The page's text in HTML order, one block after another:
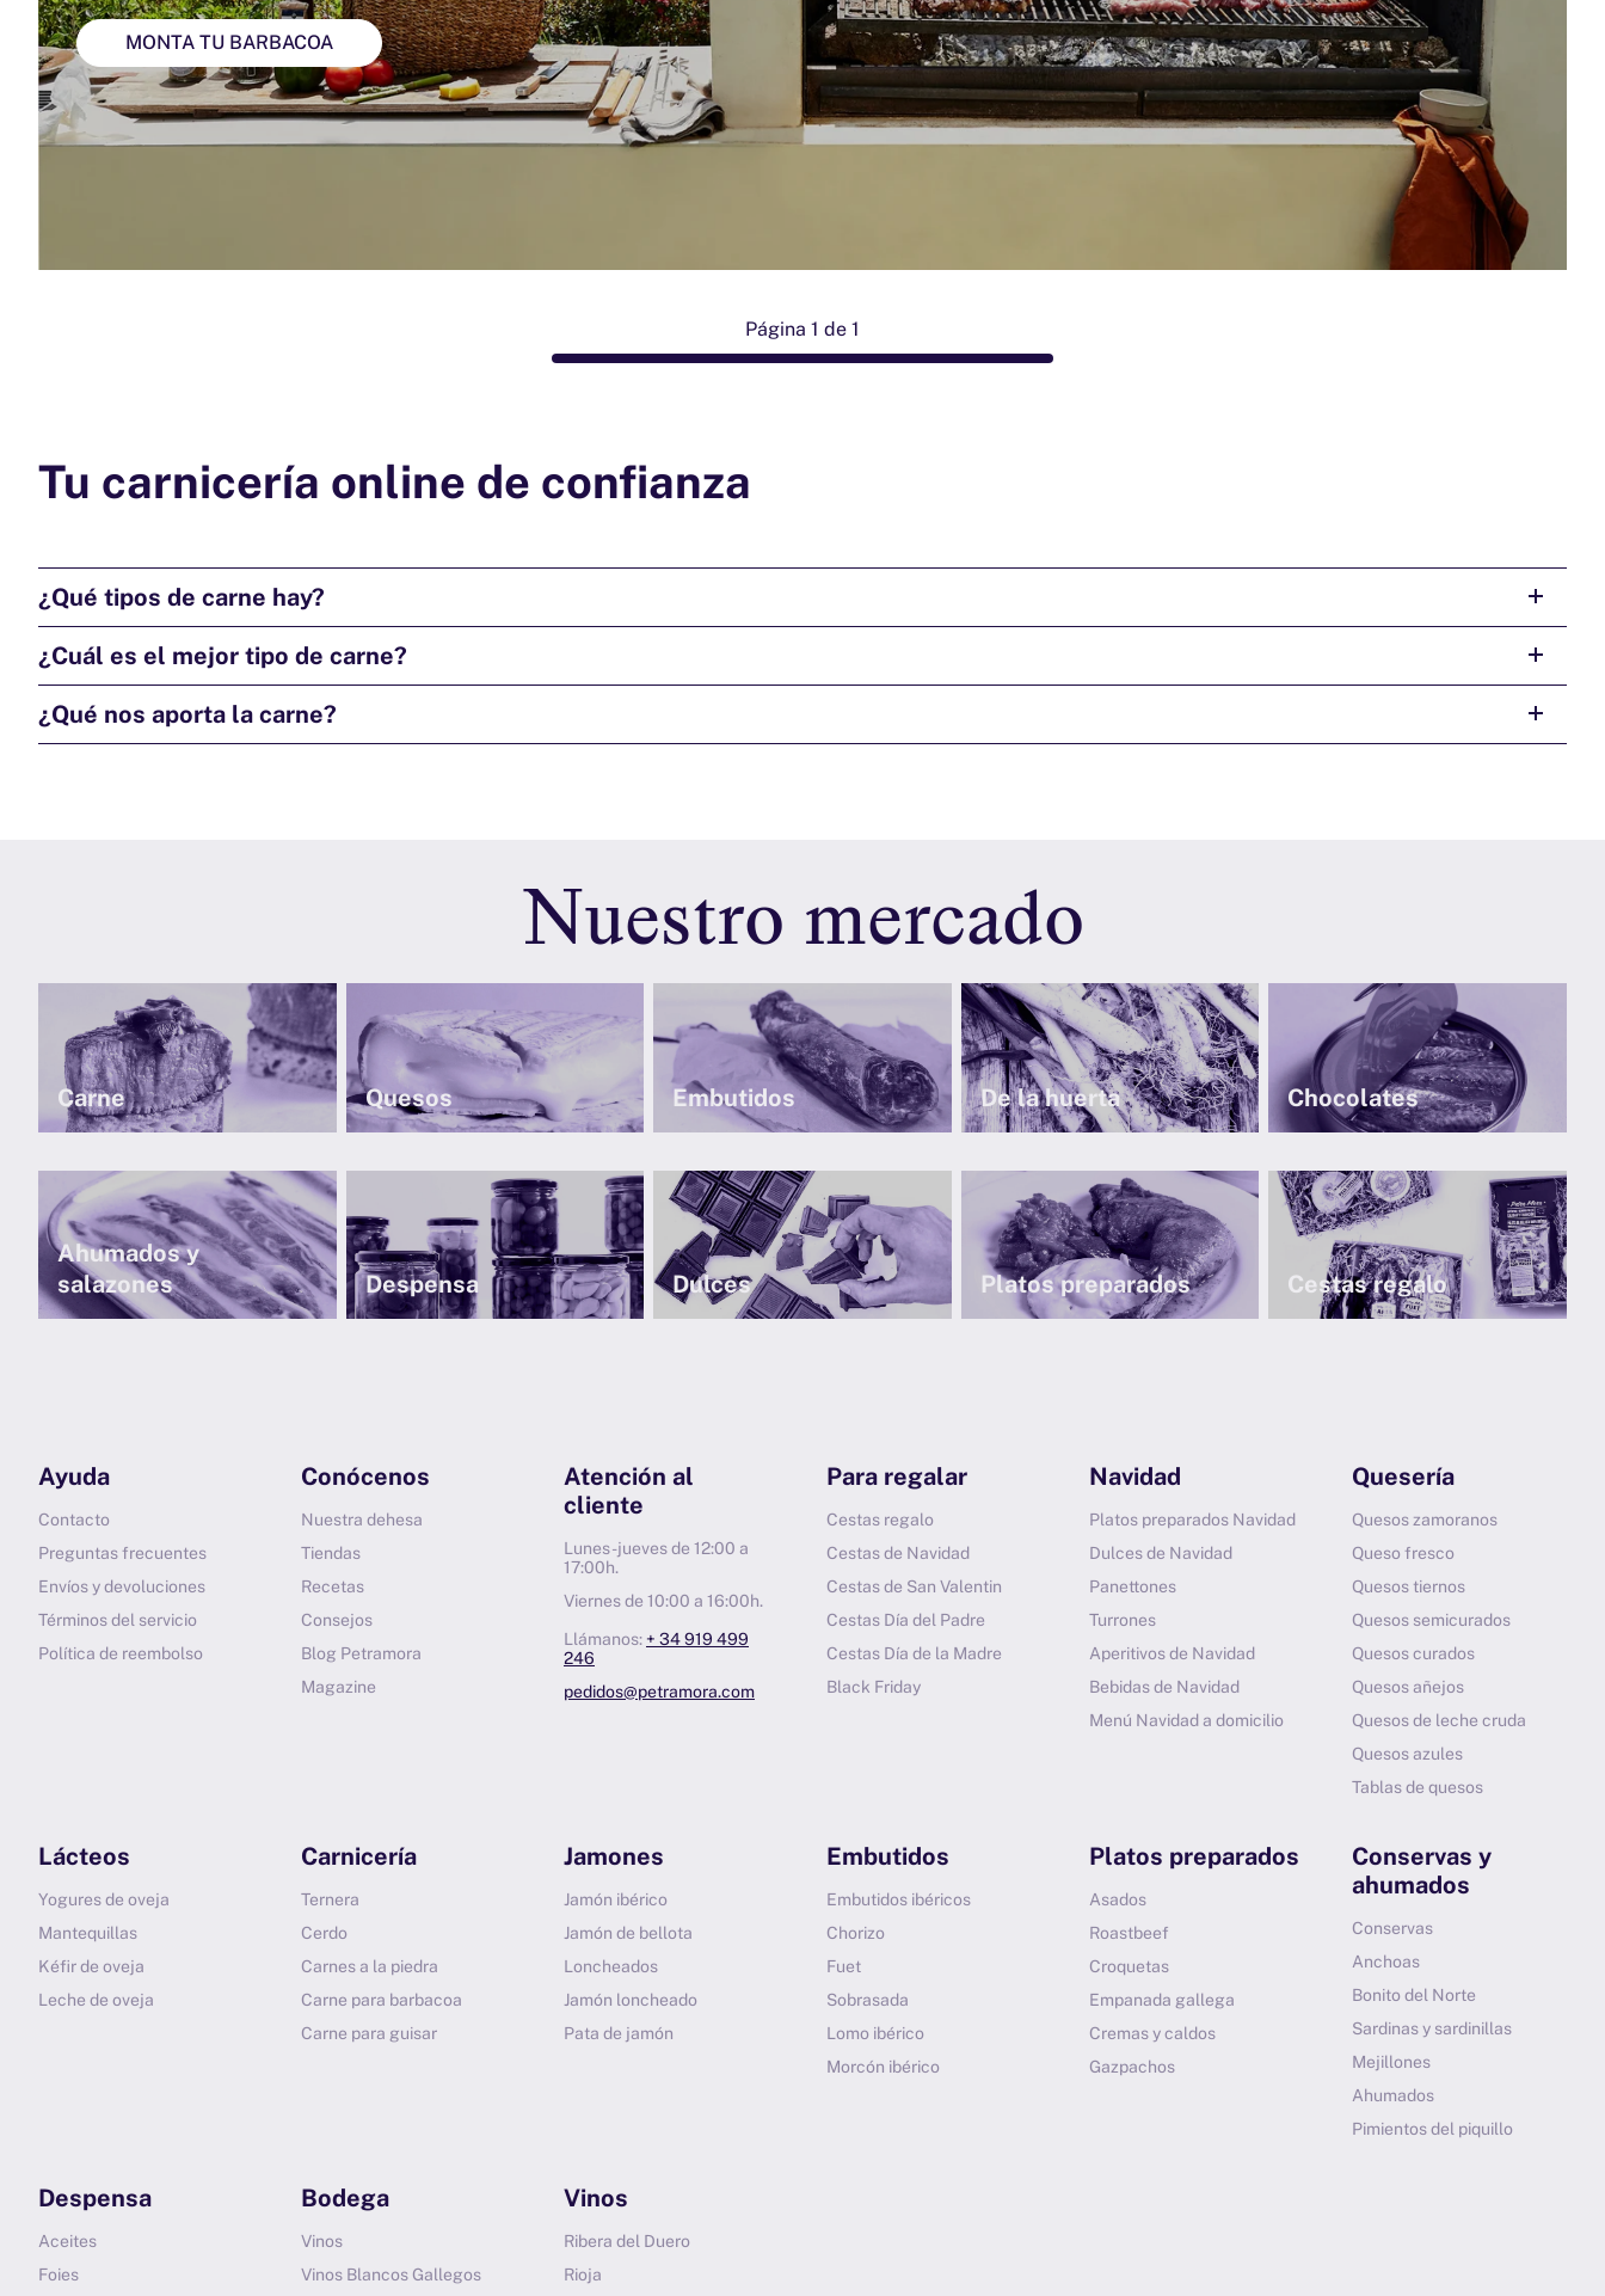
MONTA TU BARBACOA
Página 1 de 1
Tu carnicería online de confianza
¿Qué tipos de carne hay?
¿Cuál es el mejor tipo de carne?
¿Qué nos aporta la carne?
Nuestro mercado
Carne Quesos Embutidos De la huerta Chocolates
Ahumados y
salazones
Despensa Dulces Platos preparados Cestas regalo
Ayuda
Contacto
Preguntas frecuentes
Envíos y devoluciones
Términos del servicio
Política de reembolso
Conócenos
Nuestra dehesa
Tiendas
Recetas
Consejos
Blog Petramora
Magazine
Atención al
cliente
Lunes-jueves de 12:00 a
17:00h.
Viernes de 10:00 a 16:00h.
Llámanos: + 34 919 499
246
pedidos@petramora.com
Para regalar
Cestas regalo
Cestas de Navidad
Cestas de San Valentin
Cestas Día del Padre
Cestas Día de la Madre
Black Friday
Navidad
Platos preparados Navidad
Dulces de Navidad
Panettones
Turrones
Aperitivos de Navidad
Bebidas de Navidad
Menú Navidad a domicilio
Quesería
Quesos zamoranos
Queso fresco
Quesos tiernos
Quesos semicurados
Quesos curados
Quesos añejos
Quesos de leche cruda
Quesos azules
Tablas de quesos
Lácteos
Yogures de oveja
Mantequillas
Kéfir de oveja
Leche de oveja
Carnicería
Ternera
Cerdo
Carnes a la piedra
Carne para barbacoa
Carne para guisar
Jamones
Jamón ibérico
Jamón de bellota
Loncheados
Jamón loncheado
Pata de jamón
Embutidos
Embutidos ibéricos
Chorizo
Fuet
Sobrasada
Lomo ibérico
Morcón ibérico
Platos preparados
Asados
Roastbeef
Croquetas
Empanada gallega
Cremas y caldos
Gazpachos
Conservas y
ahumados
Conservas
Anchoas
Bonito del Norte
Sardinas y sardinillas
Mejillones
Ahumados
Pimientos del piquillo
Despensa
Aceites
Foies
Bodega
Vinos
Vinos Blancos Gallegos
Vinos
Ribera del Duero
Rioja
¡Únete al Club
PETRAMORA y recibe
*Descuento de uso exclusivo online.
Cumpleaños
He leído y acepto lapolítica de privacidad
ENVIAR